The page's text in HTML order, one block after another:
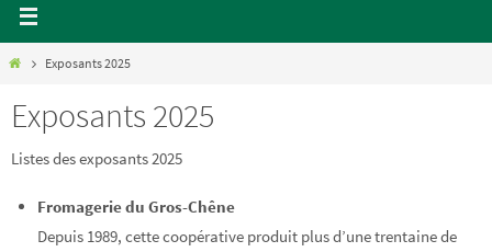
Exposants 2025
Exposants 2025
Listes des exposants 2025
Fromagerie du Gros-Chêne
Depuis 1989, cette coopérative produit plus d’une trentaine de